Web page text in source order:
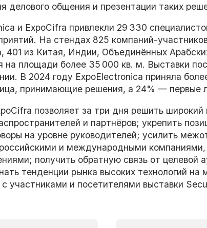
делового общения и презентации таких
и ExpoCifra привлекли 29 330
На стендах 825 компаний-
401 из Китая, Индии, Объединённых
на площади более 35 000 кв. м. Выставки
В 2024 году ExpoElectronica приняла
принимающие решения, а 24% — первые
позволяет за три дня решить широкий
и партнёров; укрепить
на уровне руководителей; усилить
и международными компаниями,
получить обратную связь от целевой
тенденции рынка высоких технологий на
участниками и посетителями выставки